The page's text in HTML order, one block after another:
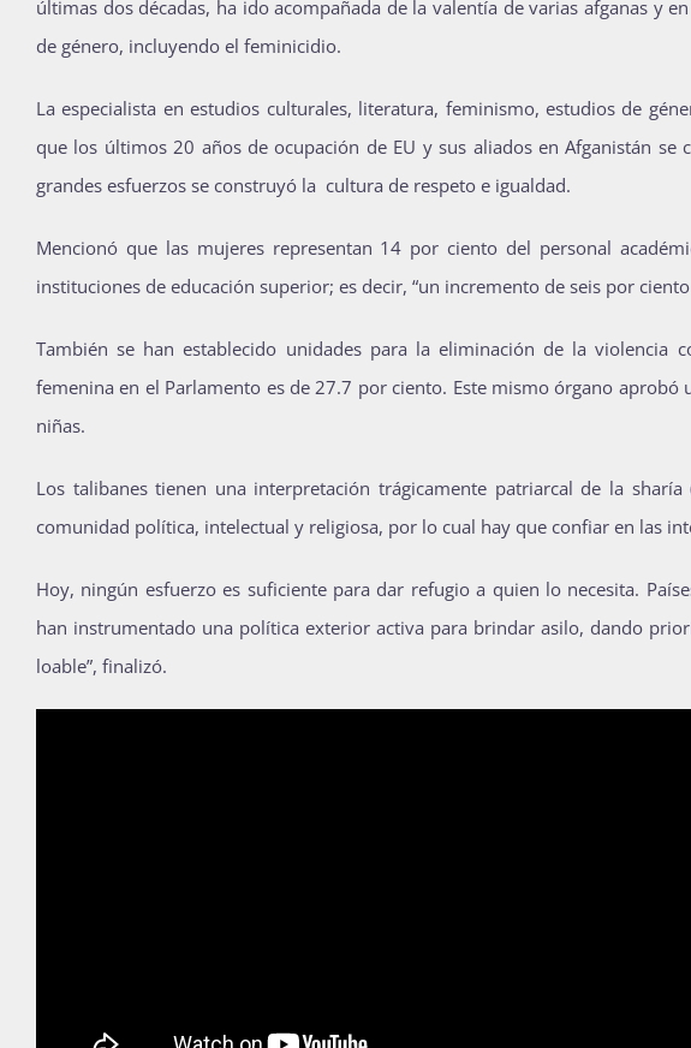
últimas dos décadas, ha ido acompañada de la valentía de varias afganas y
de género, incluyendo el feminicidio.
La especialista en estudios culturales, literatura, feminismo, estudios de
que los últimos 20 años de ocupación de EU y sus aliados en Afganistán
grandes esfuerzos se construyó la cultura de respeto e igualdad.
Mencionó que las mujeres representan 14 por ciento del personal
instituciones de educación superior; es decir, “un incremento de seis por
También se han establecido unidades para la eliminación de la violencia
femenina en el Parlamento es de 27.7 por ciento. Este mismo órgano
niñas.
Los talibanes tienen una interpretación trágicamente patriarcal de la
comunidad política, intelectual y religiosa, por lo cual hay que confiar en las
Hoy, ningún esfuerzo es suficiente para dar refugio a quien lo necesita.
han instrumentado una política exterior activa para brindar asilo, dando
loable”, finalizó.